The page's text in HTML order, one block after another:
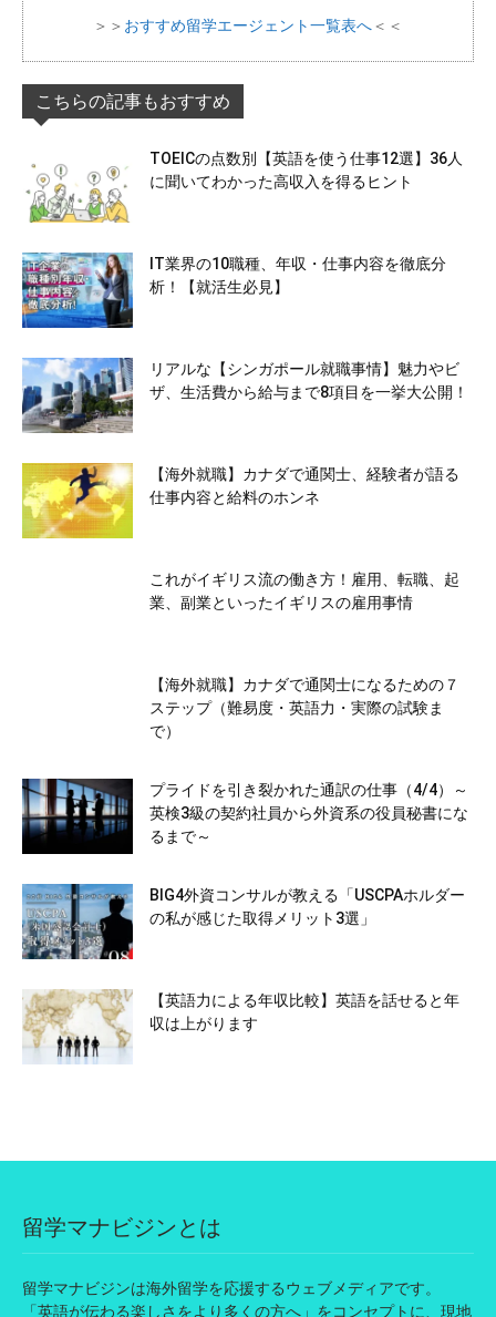
＞＞ おすすめ留学エージェント一覧表へ ＜＜
こちらの記事もおすすめ
TOEICの点数別【英語を使う仕事12選】36人
に聞いてわかった高収入を得るヒント
IT業界の10職種、年収・仕事内容を徹底分
析！【就活生必見】
リアルな【シンガポール就職事情】魅力やビ
ザ、生活費から給与まで8項目を一挙大公開！
【海外就職】カナダで通関士、経験者が語る
仕事内容と給料のホンネ
これがイギリス流の働き方！雇用、転職、起
業、副業といったイギリスの雇用事情
【海外就職】カナダで通関士になるための７
ステップ（難易度・英語力・実際の試験ま
で）
プライドを引き裂かれた通訳の仕事（4/4）～
英検3級の契約社員から外資系の役員秘書にな
るまで～
BIG4外資コンサルが教える「USCPAホルダー
の私が感じた取得メリット3選」
【英語力による年収比較】英語を話せると年
収は上がります
留学マナビジンとは
留学マナビジンは海外留学を応援するウェブメディアです。
「英語が伝わる楽しさをより多くの方へ」をコンセプトに、現地